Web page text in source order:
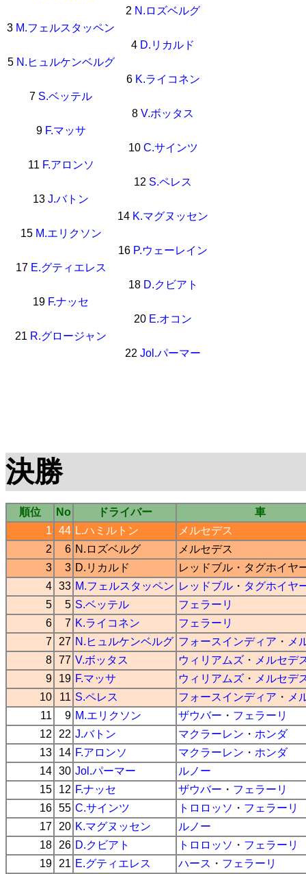
2 N.ロズベルグ
3 M.フェルスタッペン
4 D.リカルド
5 N.ヒュルケンベルグ
6 K.ライコネン
7 S.ベッテル
8 V.ボッタス
9 F.マッサ
10 C.サインツ
11 F.アロンソ
12 S.ペレス
13 J.バトン
14 K.マグヌッセン
15 M.エリクソン
16 P.ウェーレイン
17 E.グティエレス
18 D.クビアト
19 F.ナッセ
20 E.オコン
21 R.グロージャン
22 Jol.パーマー
決勝
順位 No ドライバー
車
1
44 L.ハミルトン
メルセデス
2
6 N.ロズベルグ
メルセデス
3
3 D.リカルド レッドブル ・ タグホイヤ
4 33 M.フェルスタッペン レッドブル ・ タグホイヤ
5
5 S.ベッテル
フェラーリ
6
7 K.ライコネン
フェラーリ
7
27 N.ヒュルケンベルグ フォースインディア ・ メ
8 77 V.ボッタス ウィリアムズ ・ メルセデ
9
19 F.マッサ ウィリアムズ ・ メルセデ
10
11 S.ペレス フォースインディア ・ メ
11
9 M.エリクソン ザウバー ・ フェラーリ
12
22 J.バトン マクラーレン ・ ホンダ
13
14 F.アロンソ マクラーレン ・ ホンダ
14 30 Jol.パーマー
ルノー
15
12 F.ナッセ ザウバー ・ フェラーリ
16 55 C.サインツ トロロッソ ・ フェラーリ
17
20 K.マグヌッセン
ルノー
18
26 D.クビアト トロロッソ ・ フェラーリ
19
21 E.グティエレス ハース ・ フェラーリ